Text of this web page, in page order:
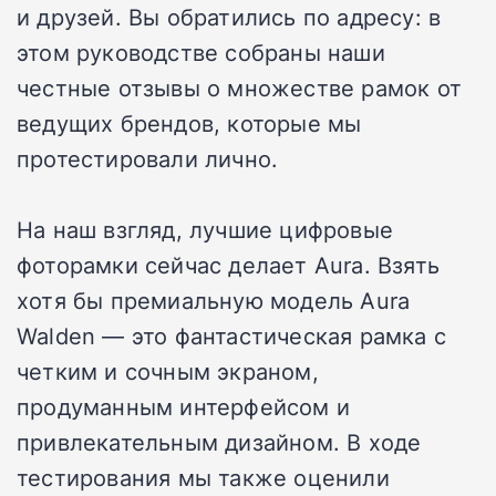
и друзей. Вы обратились по адресу: в
этом руководстве собраны наши
честные отзывы о множестве рамок от
ведущих брендов, которые мы
протестировали лично.
На наш взгляд, лучшие цифровые
фоторамки сейчас делает Aura. Взять
хотя бы премиальную модель Aura
Walden — это фантастическая рамка с
четким и сочным экраном,
продуманным интерфейсом и
привлекательным дизайном. В ходе
тестирования мы также оценили